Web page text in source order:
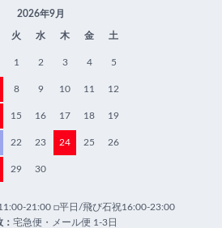
2026年9月
火 水 木 金 土
1 2 3 4 5
8 9 10 11 12
15 16 17 18 19
22 23 24 25 26
29 30
21:00 □平日/飛び石祝16:00-23:00
宅急便・メール便 1-3日